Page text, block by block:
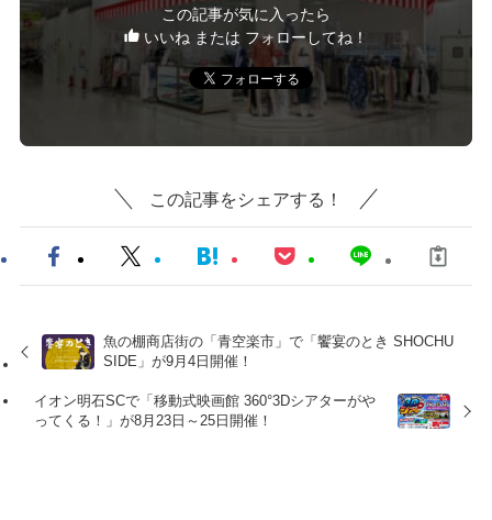
この記事が気に入ったら
いいね または フォローしてね！
この記事をシェアする！
魚の棚商店街の「青空楽市」で「饗宴のとき SHOCHU
SIDE」が9月4日開催！
イオン明石SCで「移動式映画館 360°3Dシアターがや
ってくる！」が8月23日～25日開催！